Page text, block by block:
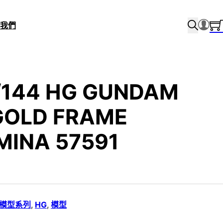
們
HG GUNDAM
FRAME
57591
型系列 , HG, 模型